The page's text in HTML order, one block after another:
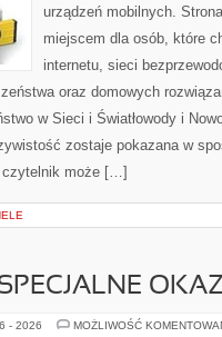
urządzeń mobilnych.
miejscem dla osób, które
internetu, sieci
oraz domowych
w Sieci i Światłowody i
zostaje pokazana w
czytelnik może […]
- 2026 MOŻLIWOŚĆ